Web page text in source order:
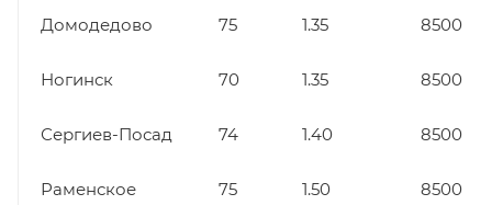
Домодедово 75 1.35 8500
Ногинск 70 1.35 8500
Сергиев-Посад 74 1.40 8500
Раменское 75 1.50 8500